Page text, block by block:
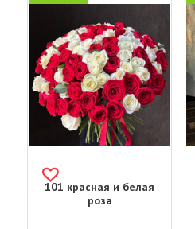
101 красная и белая
роза